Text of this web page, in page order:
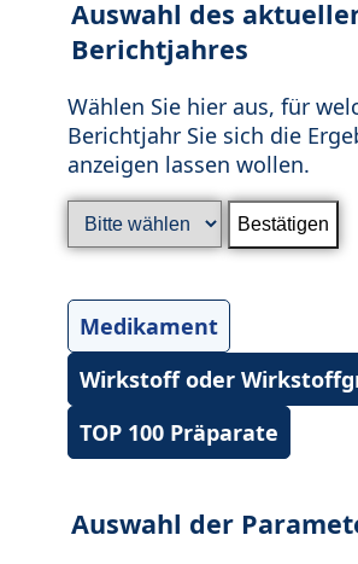
Auswahl des
Berichtjahres
Wählen Sie hier aus, für
Berichtjahr Sie sich die
anzeigen lassen wollen.
Medikament
Wirkstoff oder
TOP 100 Präparate
Auswahl der